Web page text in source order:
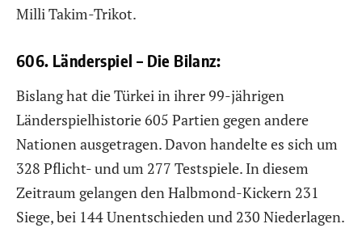
Milli Takim-Trikot.
606. Länderspiel – Die Bilanz:
Bislang hat die Türkei in ihrer 99-jährigen
Länderspielhistorie 605 Partien gegen andere
Nationen ausgetragen. Davon handelte es sich um
328 Pflicht- und um 277 Testspiele. In diesem
Zeitraum gelangen den Halbmond-Kickern 231
Siege, bei 144 Unentschieden und 230 Niederlagen.